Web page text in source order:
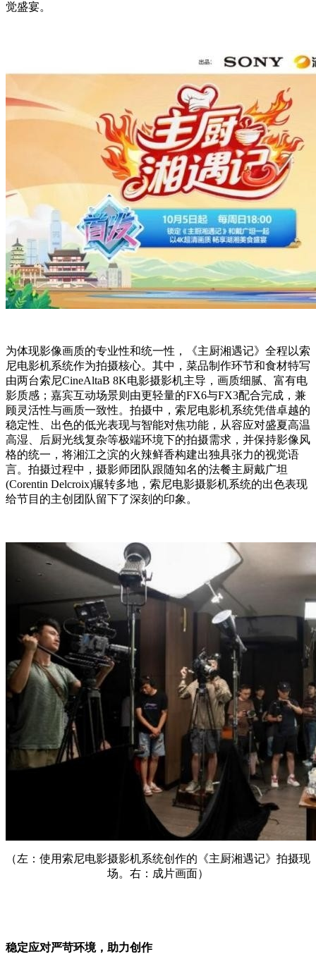
觉盛宴。
为体现影像画质的专业性和统一性，《主厨湘遇记》全程以索
尼电影机系统作为拍摄核心。其中，菜品制作环节和食材特写
由两台索尼CineAltaB 8K电影摄影机主导，画质细腻、富有电
影质感；嘉宾互动场景则由更轻量的FX6与FX3配合完成，兼
顾灵活性与画质一致性。拍摄中，索尼电影机系统凭借卓越的
稳定性、出色的低光表现与智能对焦功能，从容应对盛夏高温
高湿、后厨光线复杂等极端环境下的拍摄需求，并保持影像风
格的统一，将湘江之滨的火辣鲜香构建出独具张力的视觉语
言。拍摄过程中，摄影师团队跟随知名的法餐主厨戴广坦
(Corentin Delcroix)辗转多地，索尼电影摄影机系统的出色表现
给节目的主创团队留下了深刻的印象。
（左：使用索尼电影摄影机系统创作的《主厨湘遇记》拍摄现
场。右：成片画面）
稳定应对严苛环境，助力创作